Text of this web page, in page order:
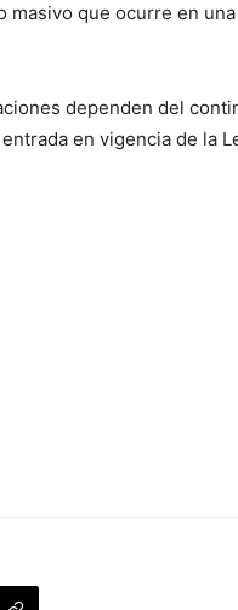
que ocurre en
dependen del
en vigencia de la